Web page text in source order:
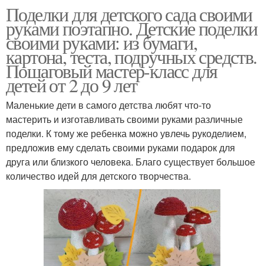
Поделки для детского сада своими
руками поэтапно. Детские поделки
своими руками: из бумаги,
картона, теста, подручных средств.
Пошаговый мастер-класс для
детей от 2 до 9 лет
Маленькие дети в самого детства любят что-то
мастерить и изготавливать своими руками различные
поделки. К тому же ребенка можно увлечь рукоделием,
предложив ему сделать своими руками подарок для
друга или близкого человека. Благо существует большое
количество идей для детского творчества.